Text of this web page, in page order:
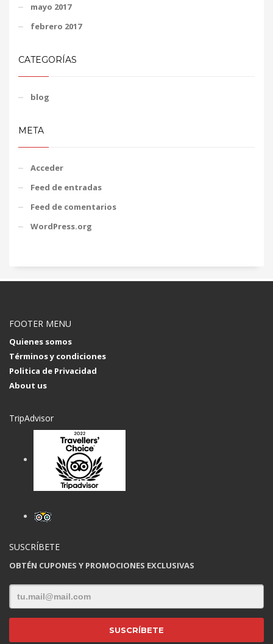
mayo 2017
febrero 2017
CATEGORÍAS
blog
META
Acceder
Feed de entradas
Feed de comentarios
WordPress.org
FOOTER MENU
Quienes somos
Términos y condiciones
Politica de Privacidad
About us
TripAdvisor
SUSCRÍBETE
OBTÉN CUPONES Y PROMOCIONES EXCLUSIVAS